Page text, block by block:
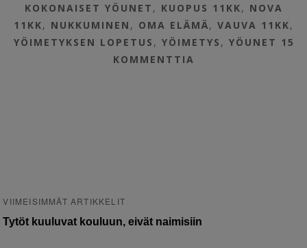
KOKONAISET YÖUNET , KUOPUS 11KK, NOVA
11KK, NUKKUMINEN , OMA ELÄMÄ,VAUVA 11KK,
YÖIMETYKSEN LOPETUS , YÖIMETYS , YÖUNET 15
KOMMENTTIA
VIIMEISIMMÄT ARTIKKELIT
Tytöt kuuluvat kouluun, eivät naimisiin